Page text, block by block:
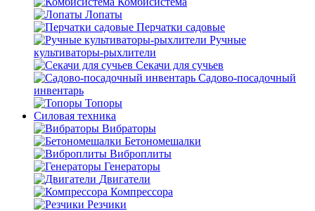
Лопаты
Перчатки садовые
Ручные
культиваторы-рыхлители
Секачи для сучьев
Садово-посадочный
инвентарь
Топоры
Силовая техника
Вибраторы
Бетономешалки
Виброплиты
Генераторы
Двигатели
Компрессора
Резчики